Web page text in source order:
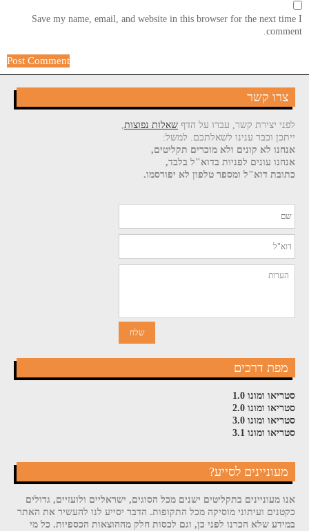
Save my name, email, and website in this browser for the next time I
comment.
צרו קשר
לפני יצירת קשר, עברו על הדף שאלות נפוצות,
ייתכן וכבר ענינו לשאלתכם. למשל:
אנחנו לא קונים ולא מוכרים תקליטים,
אנחנו עונים לפניות בדוא"ל בלבד,
כתובת דוא"ל ומספר טלפון לא יפורסמו.
מפת דרכים
סטריאו ומונו 1.0
סטריאו ומונו 2.0
סטריאו ומונו 3.0
סטריאו ומונו 3.1
מעוניינים לסייע?
אנו מעוניינים בתקליטים ישנים מכל הסוגים, ישראליים ולועזיים, גדולים
כקטנים ועיתוני מוסיקה מכל התקופות. הדבר יסייע לנו להעשיר את האתר
במידע שלא הכרנו לפני כן, וגם לכסות חלק מההוצאות הכספיות. כל מי